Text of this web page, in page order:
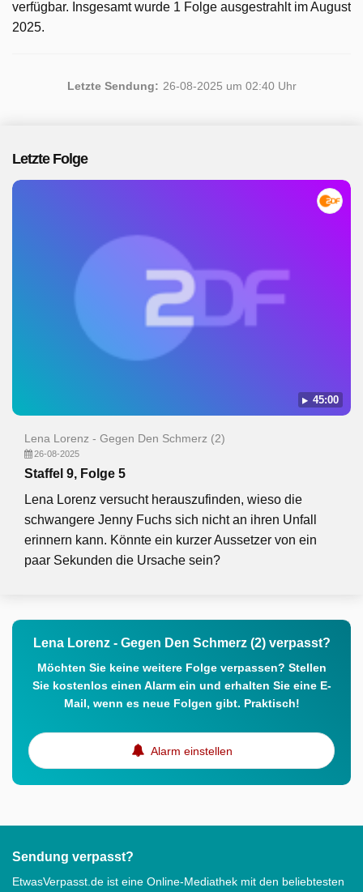
verfügbar. Insgesamt wurde 1 Folge ausgestrahlt im August
2025.
Letzte Sendung: 26-08-2025 um 02:40 Uhr
Letzte Folge
45:00
Lena Lorenz - Gegen Den Schmerz (2)
26-08-2025
Staffel 9, Folge 5
Lena Lorenz versucht herauszufinden, wieso die
schwangere Jenny Fuchs sich nicht an ihren Unfall
erinnern kann. Könnte ein kurzer Aussetzer von ein
paar Sekunden die Ursache sein?
Lena Lorenz - Gegen Den Schmerz (2) verpasst?
Möchten Sie keine weitere Folge verpassen? Stellen
Sie kostenlos einen Alarm ein und erhalten Sie eine E-
Mail, wenn es neue Folgen gibt. Praktisch!
Alarm einstellen
Sendung verpasst?
EtwasVerpasst.de ist eine Online-Mediathek mit den beliebtesten